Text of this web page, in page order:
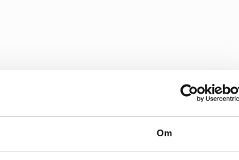
Om
med etterfølgende bål og grilling,
Det har vært mye debatt om
Denne kvelden ønsker vi å